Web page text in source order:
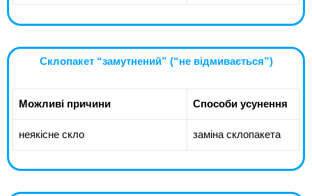
Склопакет “замутнений” (“не відмивається”)
Можливі причини Способи усунення
неякісне скло заміна склопакета